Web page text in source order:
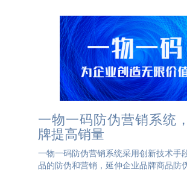
一物一码防伪营销系统
牌提高销量
一物一码防伪营销系统采用创新技术手
品的防伪和营销，延伸企业品牌商品防